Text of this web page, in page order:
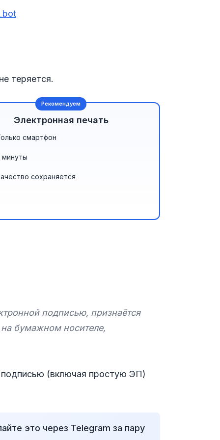
теряется.
Рекомендуем
Электронная печать
смартфон
минуты
сохраняется
подписью, признаётся
бумажном носителе,
подписью (включая простую ЭП)
это через Telegram за пару